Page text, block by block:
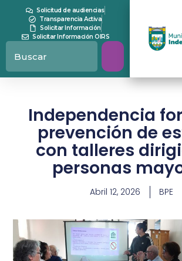
Solicitud de audiencias
Transparencia Activa
Solicitar Información
Solicitar Información OIRS
Independencia
prevención de
con talleres
personas
Abril 12, 2026 BPE